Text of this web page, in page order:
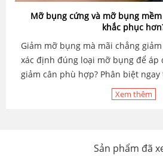
Mỡ bụng cứng và mỡ bụng
khắc phục
Giảm mỡ bụng mà mãi chẳng
xác định đúng loại mỡ bụng để áp
giảm cân phù hợp? Phân biệt
Xem thêm
Sản phẩm đã